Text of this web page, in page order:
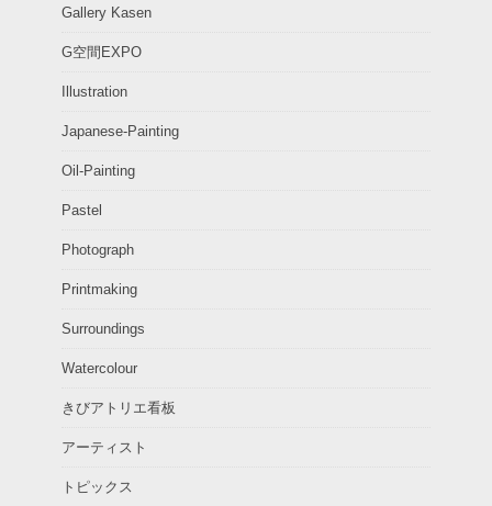
Gallery Kasen
G空間EXPO
Illustration
Japanese-Painting
Oil-Painting
Pastel
Photograph
Printmaking
Surroundings
Watercolour
きびアトリエ看板
アーティスト
トピックス